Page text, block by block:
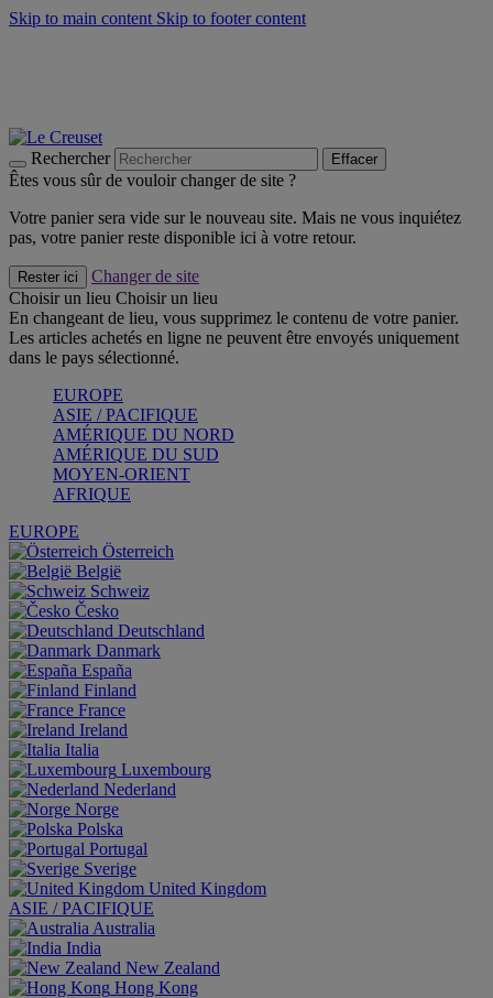
Skip to main content Skip to footer content
Rechercher Effacer
Êtes vous sûr de vouloir changer de site ?
Votre panier sera vide sur le nouveau site. Mais ne vous inquiétez
pas, votre panier reste disponible ici à votre retour.
Rester ici
Changer de site
Choisir un lieu Choisir un lieu
En changeant de lieu, vous supprimez le contenu de votre panier.
Les articles achetés en ligne ne peuvent être envoyés uniquement
dans le pays sélectionné.
EUROPE
ASIE / PACIFIQUE
AMÉRIQUE DU NORD
AMÉRIQUE DU SUD
MOYEN-ORIENT
AFRIQUE
EUROPE
Österreich
België
Schweiz
Česko
Deutschland
Danmark
España
Finland
France
Ireland
Italia
Luxembourg
Nederland
Norge
Polska
Portugal
Sverige
United Kingdom
ASIE / PACIFIQUE
Australia
India
New Zealand
Hong Kong